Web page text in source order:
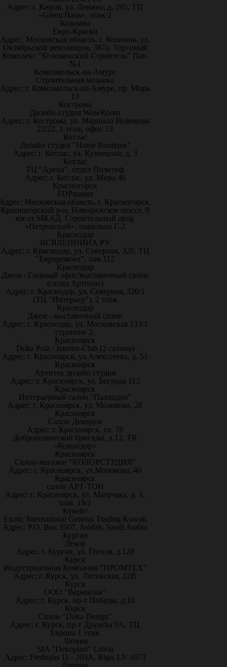
Адрес: г. Киров, ул. Ленина, д. 205, ТЦ
«Green Haus», этаж 2
Коломна
Евро-Краски
Адрес: Московская область, г. Коломна, ул.
Октябрьской революции, 387а, Торговый
Комплекс "Коломенский Строитель" Пав.
№1
Комсомольск-на-Амуре
Строительная мозаика
Адрес: г. Комсомольск-на-Амуре, пр. Мира
13
Кострома
Дизайн-студия WowRoom
Адрес: г. Кострома, ул. Маршала Новикова
22/22, 1 этаж, офис 13
Котлас
Дизайн студия "Home Boutique"
Адрес: г. Котлас, ул. Кузнецова, д. 3
Котлас
ТЦ "Арена", отдел Позитиф
Адрес: г. Котлас, ул. Мира 46
Красногорск
FDPmaster
Московская область, г. Красногорск,
Красногорский р-н, Новорижское шоссе, 9
км от МКАД. Строительный двор
«Петровский», павильон Г-2
Краснодар
ВСЯЛЕПНИНА.РУ
Адрес: г. Краснодар, ул. Северная, 320, ТЦ
"Евроремонт", пав.112
Краснодар
Джем - Главный офис/выставочный салон
(склад Артполе)
Адрес: г. Краснодар, ул. Северная, 320/1
(ТЦ "Интерьер"), 2 этаж
Краснодар
Джем - выставочный салон
Адрес: г. Краснодар, ул. Московская 133/1
строение 2.
Красноярск
Doka Pola / Interior-Club (2 салона)
Адрес: г. Красноярск, ул.Алекссеева, д. 51
Красноярск
Архитек дизайн студия
Адрес: г. Красноярск, ул. Бограда 113
Красноярск
Интерьерный салон "Палладио"
Адрес: г. Красноярск, ул. Молокова, 28
Красноярск
Салон Декорум
Адрес: г. Красноярск, ул. 78
Добровольческой бригады, д.12, ТК
«Командор»
Красноярск
Салон-магазин "КОЛОРСТУДИЯ"
Адрес: г. Красноярск, ул.Молокова, 40
Красноярск
салон АРТ-ТОН
Адрес: г. Красноярск, ул. Маерчака, д. 1,
пом. 19/2
Кувейт
Exotic International General Trading Kuwait
Адрес: P.O. Box 3507, Jeddah, Saudi Arabia
Курган
Декор
Адрес: г. Курган, ул. Гоголя, д.128
Курск
Индустриальная Компания "ПРОМТЕХ"
Адрес: г. Курск, ул. Литовская, 12В
Курск
ООО "Вернисаж"
Адрес: г. Курск, пр-т Победы, д.10
Курск
Салон "Doka Design"
Адрес: г. Курск, пр-т Дружбы 9А, ТЦ
Европа 1 этаж
Латвия
SIA "Dekoplast" Latvia
Адрес: Piedrujas 11 - 203A, Riga, LV-1073
Липецк